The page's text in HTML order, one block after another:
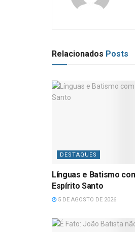
Relacionados Posts
DESTAQUES
Línguas e Batismo
Espírito Santo
5 DE AGOSTO DE 2026